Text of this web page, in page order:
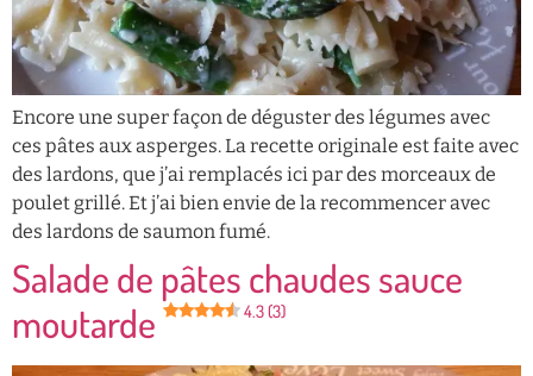
Encore une super façon de déguster des légumes avec
ces pâtes aux asperges. La recette originale est faite avec
des lardons, que j’ai remplacés ici par des morceaux de
poulet grillé. Et j’ai bien envie de la recommencer avec
des lardons de saumon fumé.
Salade de pâtes chaudes sauce
moutarde
4.3 (3)